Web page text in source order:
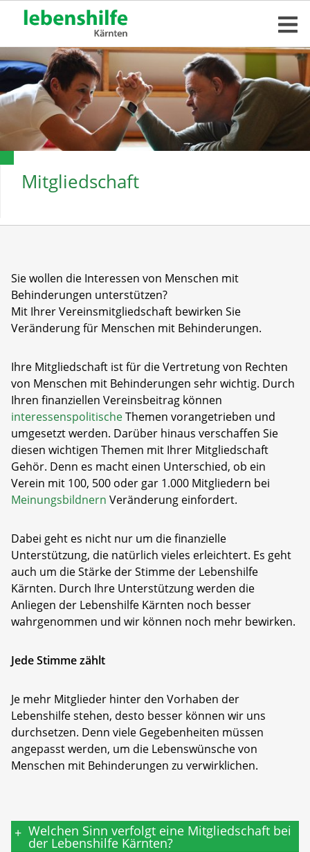
Mitgliedschaft
Sie wollen die Interessen von Menschen mit
Behinderungen unterstützen?
Mit Ihrer Vereinsmitgliedschaft bewirken Sie
Veränderung für Menschen mit Behinderungen.
Ihre Mitgliedschaft ist für die Vertretung von Rechten
von Menschen mit Behinderungen sehr wichtig. Durch
Ihren finanziellen Vereinsbeitrag können
interessenspolitischeThemen vorangetrieben und
umgesetzt werden. Darüber hinaus verschaffen Sie
diesen wichtigen Themen mit Ihrer Mitgliedschaft
Gehör. Denn es macht einen Unterschied, ob ein
Verein mit 100, 500 oder gar 1.000 Mitgliedern bei
Meinungsbildnern Veränderung einfordert.
Dabei geht es nicht nur um die finanzielle
Unterstützung, die natürlich vieles erleichtert. Es geht
auch um die Stärke der Stimme der Lebenshilfe
Kärnten. Durch Ihre Unterstützung werden die
Anliegen der Lebenshilfe Kärnten noch besser
wahrgenommen und wir können noch mehr bewirken.
Jede Stimme zählt
Je mehr Mitglieder hinter den Vorhaben der
Lebenshilfe stehen, desto besser können wir uns
durchsetzen. Denn viele Gegebenheiten müssen
angepasst werden, um die Lebenswünsche von
Menschen mit Behinderungen zu verwirklichen.
+ Welchen Sinn verfolgt eine Mitgliedschaft bei
der Lebenshilfe Kärnten?